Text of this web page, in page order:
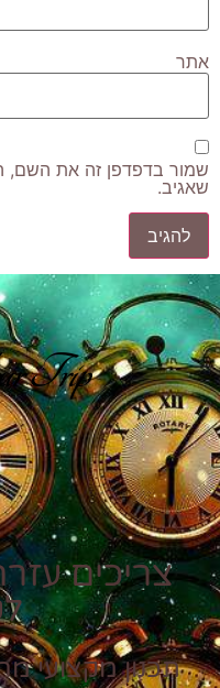
אתר
שמור בדפדפן זה את השם,
שאגיב.
Trip
צריכים
תכנון מקצועי